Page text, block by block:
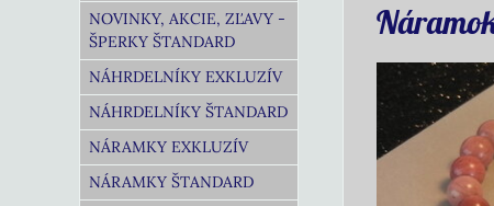
NOVINKY, AKCIE, ZĽAVY -
ŠPERKY ŠTANDARD
NÁHRDELNÍKY EXKLUZÍV
NÁHRDELNÍKY ŠTANDARD
NÁRAMKY EXKLUZÍV
NÁRAMKY ŠTANDARD